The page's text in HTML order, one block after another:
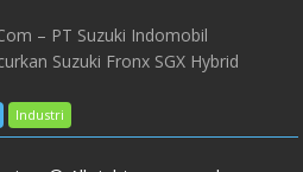
– PT Suzuki Indomobil
Suzuki Fronx SGX Hybrid
Industri